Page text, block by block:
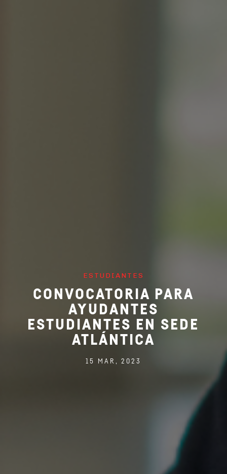
ESTUDIANTES
CONVOCATORIA PARA
AYUDANTES
ESTUDIANTES EN SEDE
ATLÁNTICA
15 MAR, 2023